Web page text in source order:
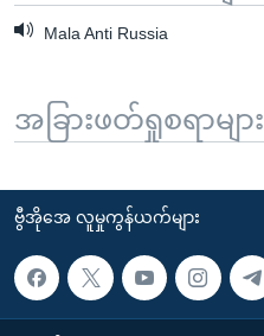
Mala Anti Russia
အခြားဖတ်ရှုစရာများ
ဗွီအိုအေ လူမှုကွန်ယက်များ